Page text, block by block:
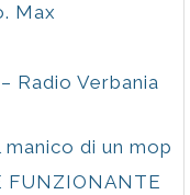
Max
Radio Verbania
di un mop
FUNZIONANTE